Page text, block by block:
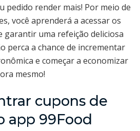
pedido render mais! Por meio de
você aprenderá a acessar os
garantir uma refeição deliciosa
perca a chance de incrementar
e começar a economizar
mesmo!
cupons de
app 99Food